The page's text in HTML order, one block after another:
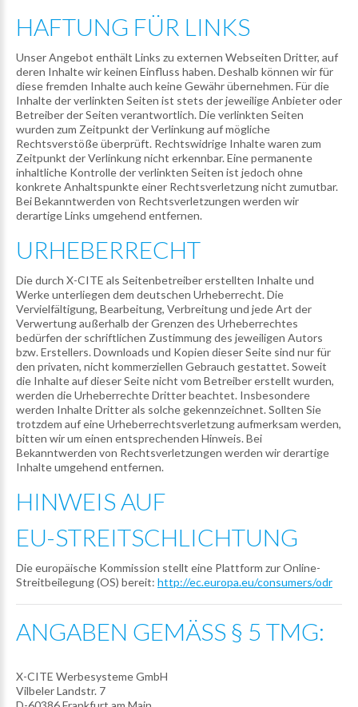
HAFTUNG FÜR LINKS
Unser Angebot enthält Links zu externen Webseiten Dritter, auf
deren Inhalte wir keinen Einfluss haben. Deshalb können wir für
diese fremden Inhalte auch keine Gewähr übernehmen. Für die
Inhalte der verlinkten Seiten ist stets der jeweilige Anbieter oder
Betreiber der Seiten verantwortlich. Die verlinkten Seiten
wurden zum Zeitpunkt der Verlinkung auf mögliche
Rechtsverstöße überprüft. Rechtswidrige Inhalte waren zum
Zeitpunkt der Verlinkung nicht erkennbar. Eine permanente
inhaltliche Kontrolle der verlinkten Seiten ist jedoch ohne
konkrete Anhaltspunkte einer Rechtsverletzung nicht zumutbar.
Bei Bekanntwerden von Rechtsverletzungen werden wir
derartige Links umgehend entfernen.
URHEBERRECHT
Die durch X-CITE als Seitenbetreiber erstellten Inhalte und
Werke unterliegen dem deutschen Urheberrecht. Die
Vervielfältigung, Bearbeitung, Verbreitung und jede Art der
Verwertung außerhalb der Grenzen des Urheberrechtes
bedürfen der schriftlichen Zustimmung des jeweiligen Autors
bzw. Erstellers. Downloads und Kopien dieser Seite sind nur für
den privaten, nicht kommerziellen Gebrauch gestattet. Soweit
die Inhalte auf dieser Seite nicht vom Betreiber erstellt wurden,
werden die Urheberrechte Dritter beachtet. Insbesondere
werden Inhalte Dritter als solche gekennzeichnet. Sollten Sie
trotzdem auf eine Urheberrechtsverletzung aufmerksam werden,
bitten wir um einen entsprechenden Hinweis. Bei
Bekanntwerden von Rechtsverletzungen werden wir derartige
Inhalte umgehend entfernen.
HINWEISAUF
EU-STREITSCHLICHTUNG
Die europäische Kommission stellt eine Plattform zur Online-
Streitbeilegung (OS) bereit: http://ec.europa.eu/consumers/odr
ANGABEN GEMÄSS § 5TMG:
X-CITE Werbesysteme GmbH
Vilbeler Landstr. 7